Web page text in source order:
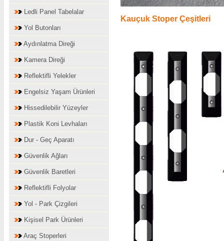
Ledli Panel Tabelalar
Yol Butonları
Aydınlatma Direği
Kamera Direği
Reflektifli Yelekler
Engelsiz Yaşam Ürünleri
Hissedilebilir Yüzeyler
Plastik Koni Levhaları
Dur - Geç Aparatı
Güvenlik Ağları
Güvenlik Baretleri
Reflektifli Folyolar
Yol - Park Çizgileri
Kişisel Park Ürünleri
Araç Stoperleri
Kauçuk Stoper Çeşitleri